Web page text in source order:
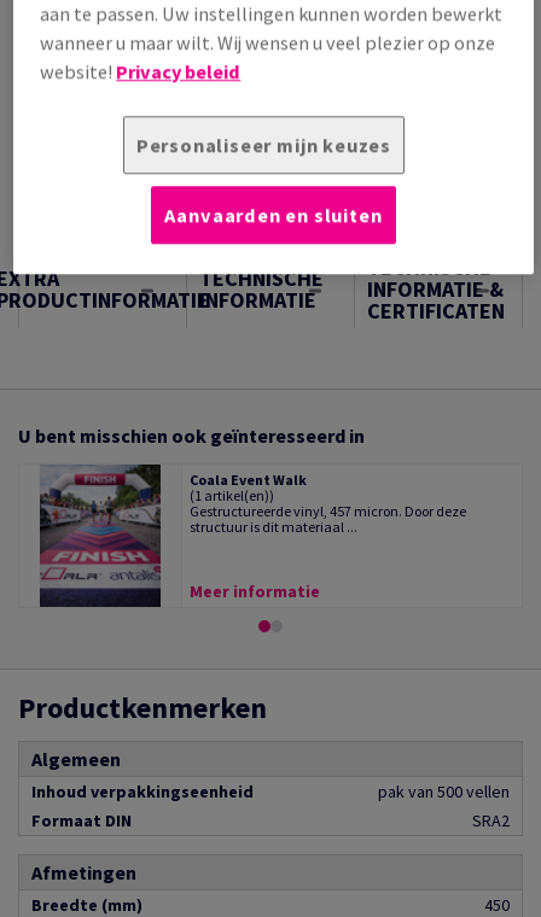
− +
Artikel snijden
Samples
TECHNISCHE
INFORMATIE
TECHNISCHE
INFORMATIE &
CERTIFICATEN
U bent misschien ook geïnteresseerd in
Coala Event Walk
(1 artikel(en))
Gestructureerde vinyl, 457 micron. Door deze
structuur is dit materiaal ...
Meer informatie
Productkenmerken
Algemeen
Inhoud verpakkingseenheid
pak van 500 vellen
Formaat DIN
SRA2
Afmetingen
Breedte (mm)
450
aan te passen. Uw instellingen kunnen worden bewerkt
wanneer u maar wilt. Wij wensen u veel plezier op onze
website! Privacy beleid
Personaliseer mijn keuzes
Aanvaarden en sluiten